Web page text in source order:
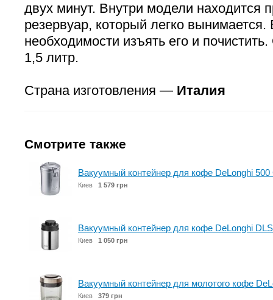
двух минут. Внутри модели находится
резервуар, который легко
необходимости изъять его и
1,5 литр.
Страна изготовления — Италия
Смотрите также
Вакуумный контейнер для кофе DeLonghi 500
Киев 1 579 грн
Вакуумный контейнер для кофе DeLonghi
Киев 1 050 грн
Вакуумный контейнер для молотого кофе
Киев 379 грн